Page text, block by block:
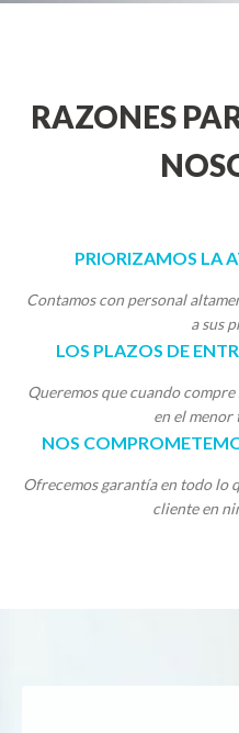
RAZONES
PRIORIZAMOS LA
Contamos con personal
a sus
LOS PLAZOS DE
Queremos que cuando
en el menor
NOS
Ofrecemos garantía en todo lo
cliente en